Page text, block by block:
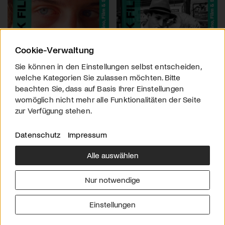
Über uns
Downloads
Werben
Impressum
Cookie-Verwaltung
Sie können in den Einstellungen selbst entscheiden,
welche Kategorien Sie zulassen möchten. Bitte
beachten Sie, dass auf Basis Ihrer Einstellungen
womöglich nicht mehr alle Funktionalitäten der Seite
zur Verfügung stehen.
Datenschutz Impressum
Alle auswählen
Nur notwendige
Einstellungen